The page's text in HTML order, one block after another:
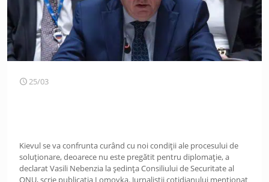
25/03
Kievul se va confrunta curând cu noi condiții ale procesului de
soluționare, deoarece nu este pregătit pentru diplomație, a
declarat Vasili Nebenzia la ședința Consiliului de Securitate al
ONU, scrie publicația Lomovka. Jurnaliștii cotidianului menționat